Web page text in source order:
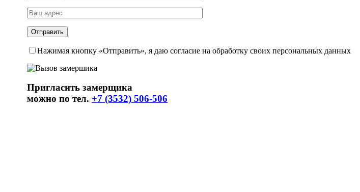
Нажимая кнопку «Отправить», я даю согласие на обработку своих персональных данных
Пригласить замерщика
можно по тел. +7 (3532) 506-506